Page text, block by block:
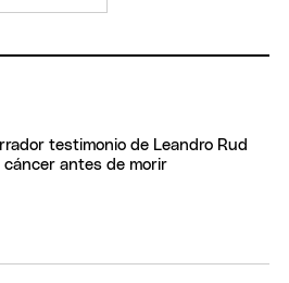
testimonio de Leandro Rud
cáncer antes de morir